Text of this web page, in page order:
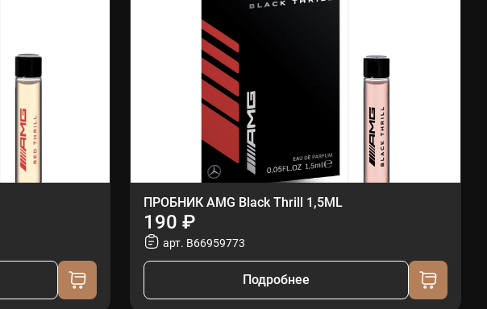
ПРОБНИК AMG Black Thrill 1,5ML
190 ₽
арт. B66959773
Подробнее